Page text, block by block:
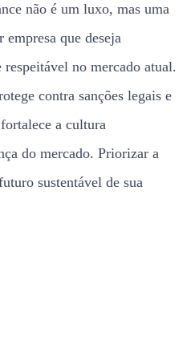
não é um luxo, mas uma
empresa que deseja
no mercado atual.
contra sanções legais e
a cultura
do mercado. Priorizar a
sustentável de sua